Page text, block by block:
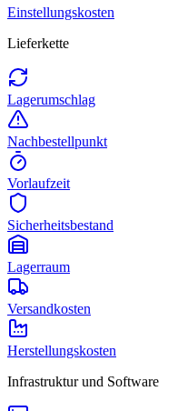
Einstellungskosten
Lieferkette
Lagerumschlag
Nachbestellpunkt
Vorlaufzeit
Sicherheitsbestand
Lagerraum
Versandkosten
Herstellungskosten
Infrastruktur und Software